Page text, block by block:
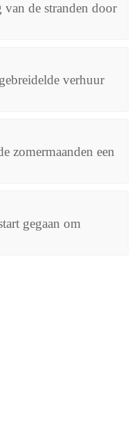
de stranden door
verhuur
zomermaanden een
gegaan om